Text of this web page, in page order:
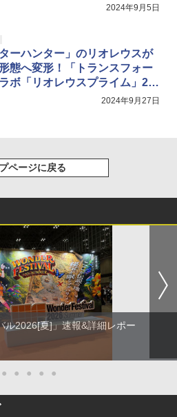
2024年9月5日
ターハンター」のリオレウスが
態へ変形！「トランスフォー
ボ「リオレウスプライム」20
2024年9月27日
ページに戻る
ル2026[夏]」速報&詳細レポー
● ● ● ● ●